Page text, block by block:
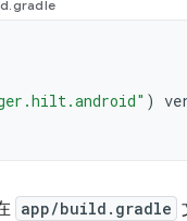
)
app/build.gradle